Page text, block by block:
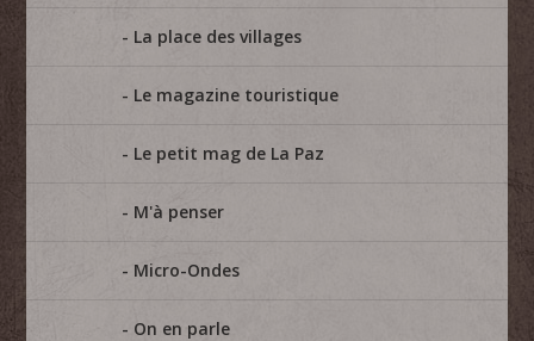
La place des villages
Le magazine touristique
Le petit mag de La Paz
M'à penser
Micro-Ondes
On en parle